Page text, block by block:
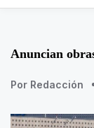
Anuncian
Por Redacción